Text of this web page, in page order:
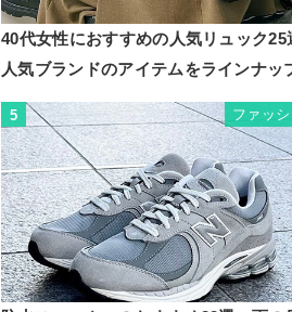
40代女性におすすめの人気リュック25
人気ブランドのアイテムをラインナッ
5 ファッ